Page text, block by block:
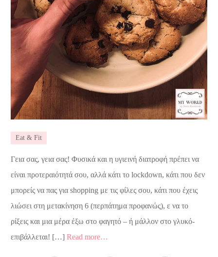
Eat & Fit
Γεια σας, γεια σας! Φυσικά και η υγιεινή διατροφή πρέπει να
είναι προτεραιότητά σου, αλλά κάτι το lockdown, κάτι που δεν
μπορείς να πας για shopping με τις φίλες σου, κάτι που έχεις
λιώσει στη μετακίνηση 6 (περπάτημα προφανώς), ε να το
ρίξεις και μια μέρα έξω στο φαγητό – ή μάλλον στο γλυκό-
επιβάλλεται! […]Read more…